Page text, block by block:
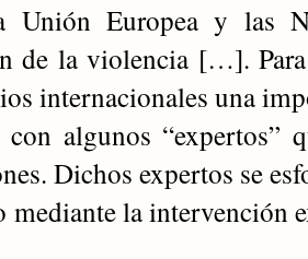
Unión Europea y las
de la violencia […].
internacionales una
algunos “expertos”
Dichos expertos se
mediante la intervención